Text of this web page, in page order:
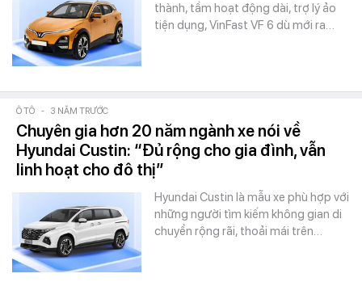
thành, tầm hoạt động dài, trợ lý ảo
tiện dụng, VinFast VF 6 dù mới ra…
Ô TÔ - 3 NĂM TRƯỚC
Chuyên gia hơn 20 năm ngành xe nói về
Hyundai Custin: “Đủ rộng cho gia đình, vẫn
linh hoạt cho đô thị”
Hyundai Custin là mẫu xe phù hợp với
những người tìm kiếm không gian di
chuyển rộng rãi, thoải mái trên…